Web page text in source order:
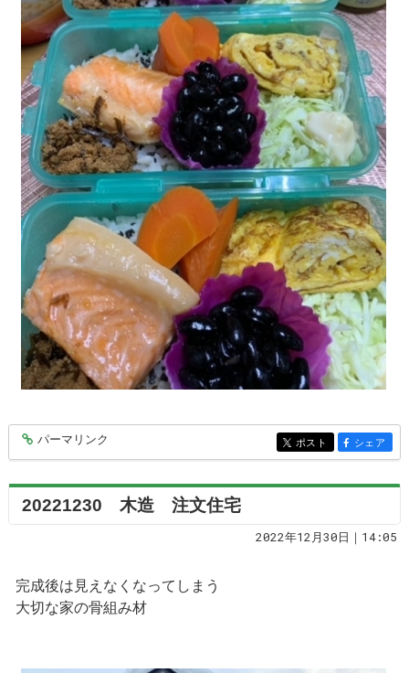
entry7736
パーマリンク entry7736
ポスト entry7736
シェア
20221230 木造 注文住宅
2022年12月30日｜14:05
完成後は見えなくなってしまう
大切な家の骨組み材